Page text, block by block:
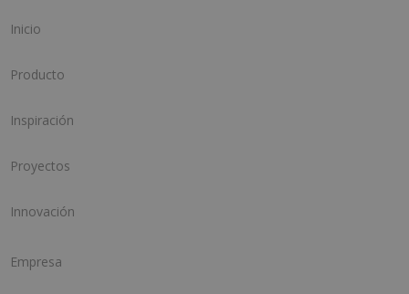
Inicio
Producto
Inspiración
Proyectos
Innovación
Empresa